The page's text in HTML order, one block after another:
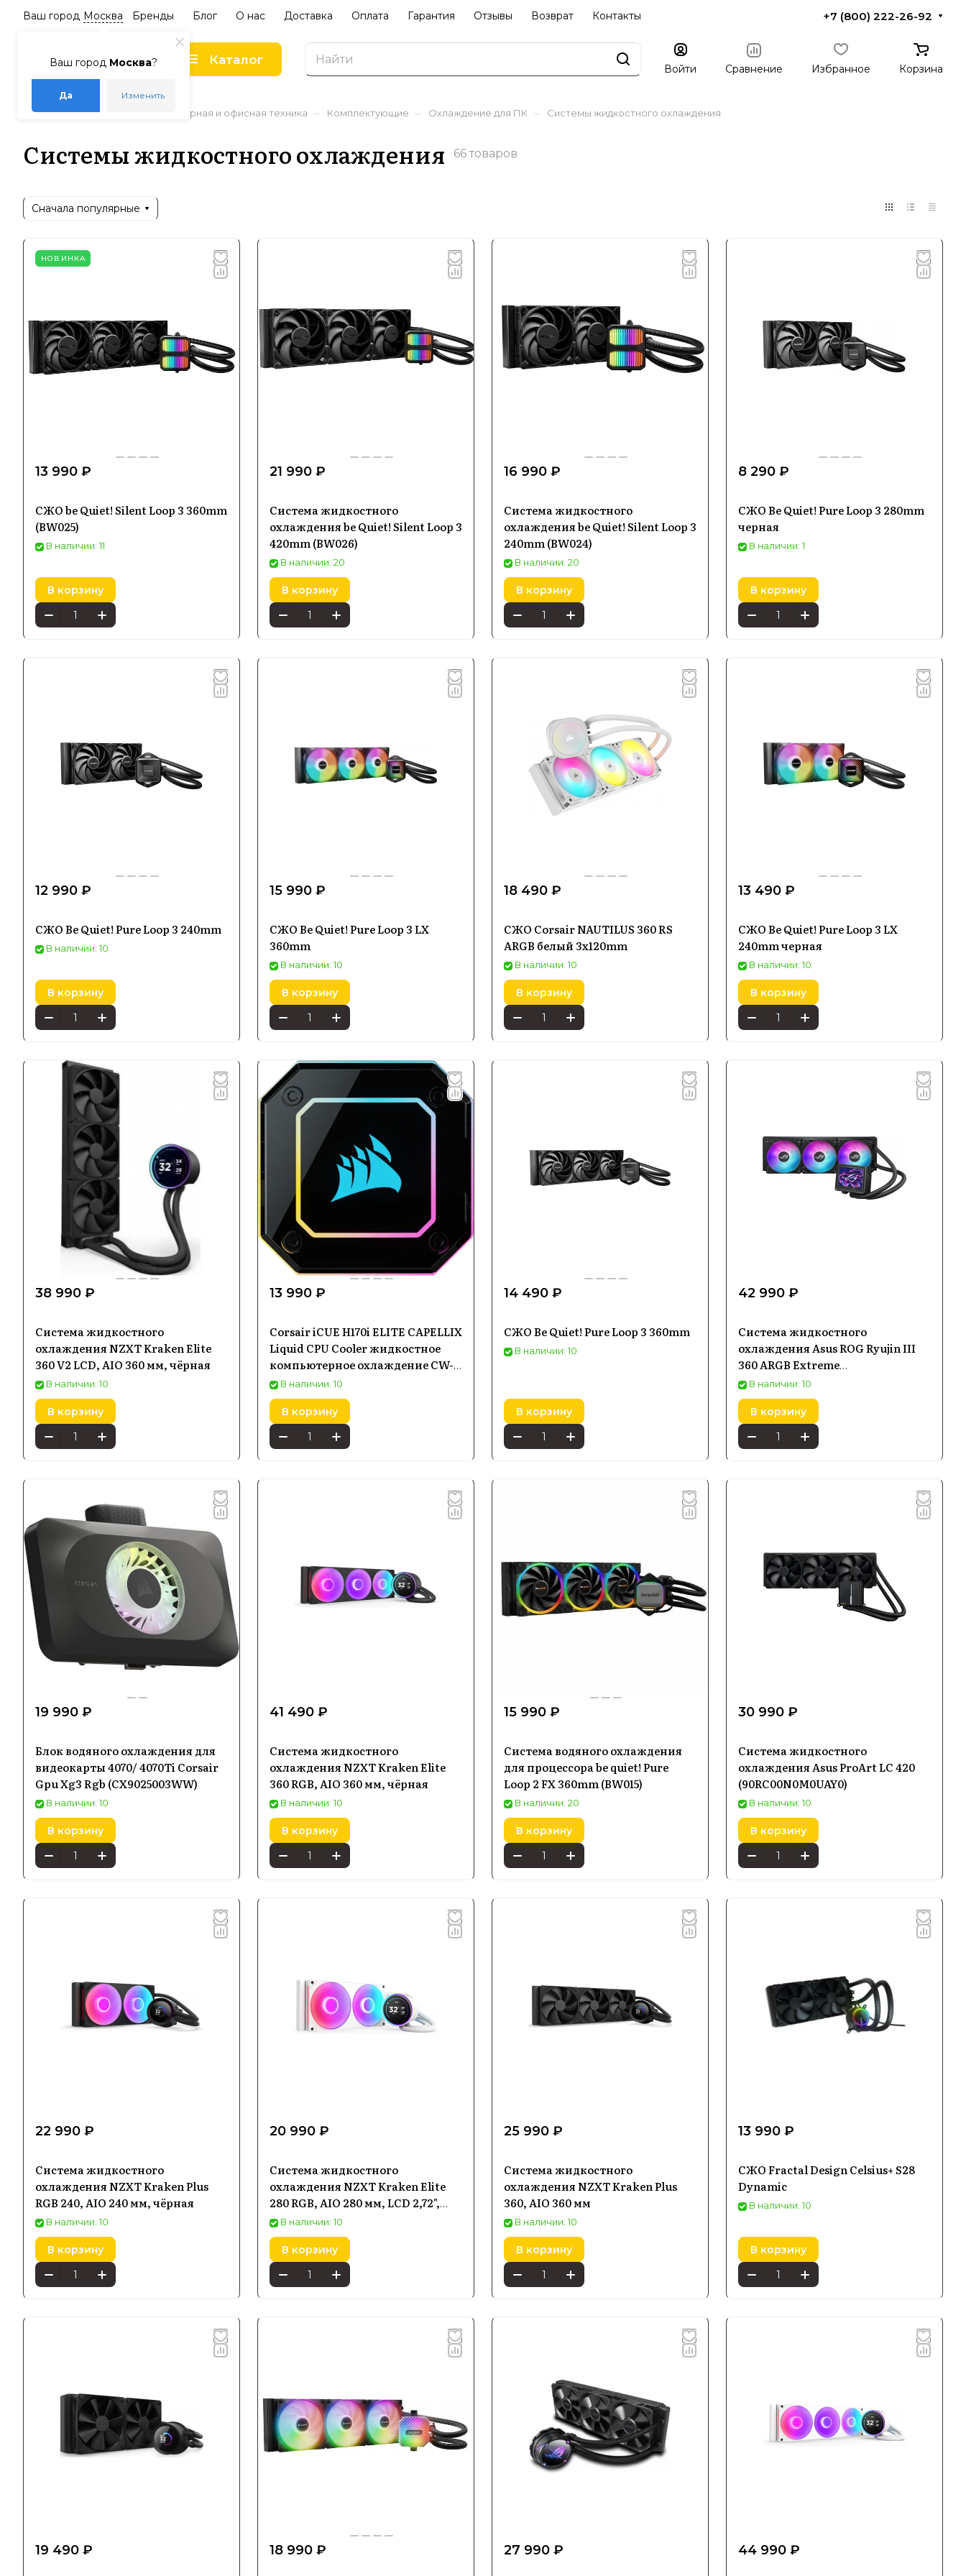
Ваш город Москва?
Да Изменить
Ваш город Москва Бренды Блог О нас Доставка Оплата Гарантия Отзывы Возврат Контакты +7 (800) 222-26-92
Каталог
Войти Сравнение Избранное Корзина
Главная – Каталог Компьютерная и офисная техника – Комплектующие – Охлаждение для ПК – Системы жидкостного охлаждения
Системы жидкостного охлаждения 66 товаров
Сначала популярные
НОВИНКА
13 990 ₽
СЖО be Quiet! Silent Loop 3 360mm
(BW025)
В наличии: 11
В корзину
21 990 ₽
Система жидкостного
охлаждения be Quiet! Silent Loop 3
420mm (BW026)
В наличии: 20
В корзину
16 990 ₽
Система жидкостного
охлаждения be Quiet! Silent Loop 3
240mm (BW024)
В наличии: 20
В корзину
8 290 ₽
СЖО Be Quiet! Pure Loop 3 280mm
черная
В наличии: 1
В корзину
12 990 ₽
СЖО Be Quiet! Pure Loop 3 240mm
В наличии: 10
В корзину
15 990 ₽
СЖО Be Quiet! Pure Loop 3 LX
360mm
В наличии: 10
В корзину
18 490 ₽
СЖО Corsair NAUTILUS 360 RS
ARGB белый 3x120mm
В наличии: 10
В корзину
13 490 ₽
СЖО Be Quiet! Pure Loop 3 LX
240mm черная
В наличии: 10
В корзину
38 990 ₽
Система жидкостного
охлаждения NZXT Kraken Elite
360 V2 LCD, AIO 360 мм, чёрная
В наличии: 10
В корзину
13 990 ₽
Corsair iCUE H170i ELITE CAPELLIX
Liquid CPU Cooler жидкостное
компьютерное охлаждение CW-
9060055-WW
В наличии: 10
В корзину
14 490 ₽
СЖО Be Quiet! Pure Loop 3 360mm
В наличии: 10
В корзину
42 990 ₽
Система жидкостного
охлаждения Asus ROG Ryujin III
360 ARGB Extreme
(90RC0131M0EAY0)
В наличии: 10
В корзину
19 990 ₽
Блок водяного охлаждения для
видеокарты 4070/ 4070Ti Corsair
Gpu Xg3 Rgb (CX9025003WW)
В наличии: 10
В корзину
41 490 ₽
Система жидкостного
охлаждения NZXT Kraken Elite
360 RGB, AIO 360 мм, чёрная
В наличии: 10
В корзину
15 990 ₽
Система водяного охлаждения
для процессора be quiet! Pure
Loop 2 FX 360mm (BW015)
В наличии: 20
В корзину
30 990 ₽
Система жидкостного
охлаждения Asus ProArt LC 420
(90RC00N0M0UAY0)
В наличии: 10
В корзину
22 990 ₽
Система жидкостного
охлаждения NZXT Kraken Plus
RGB 240, AIO 240 мм, чёрная
В наличии: 10
В корзину
20 990 ₽
Система жидкостного
охлаждения NZXT Kraken Elite
280 RGB, AIO 280 мм, LCD 2,72",
белая
В наличии: 10
В корзину
25 990 ₽
Система жидкостного
охлаждения NZXT Kraken Plus
360, AIO 360 мм
В наличии: 10
В корзину
13 990 ₽
СЖО Fractal Design Celsius+ S28
Dynamic
В наличии: 10
В корзину
19 490 ₽ 18 990 ₽ 27 990 ₽ 44 990 ₽